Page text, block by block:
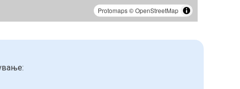
Protomaps©OpenStreetMap